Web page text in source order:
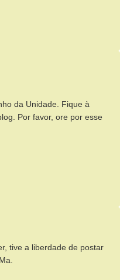
da Unidade. Fique à
Por favor, ore por esse
tive a liberdade de postar